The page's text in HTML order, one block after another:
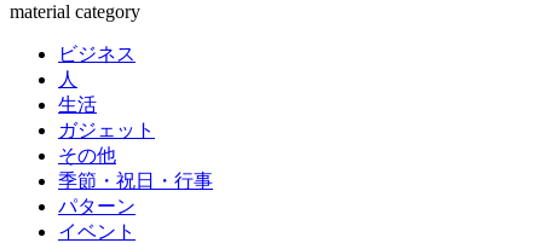
material category
ビジネス
人
生活
ガジェット
その他
季節・祝日・行事
パターン
イベント